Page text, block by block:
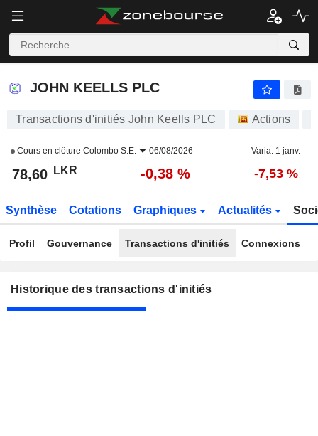
JOHN KEELLS PLC
JOHN KEELLS PLC
Transactions d'initiés John Keells PLC Actions
Cours en clôture Colombo S.E. 06/08/2026 Varia. 1 janv.
78,60 LKR -0,38 % -7,53 %
Synthèse Cotations Graphiques Actualités
Profil Gouvernance Transactions d'initiés Connexions
Historique des transactions d'initiés